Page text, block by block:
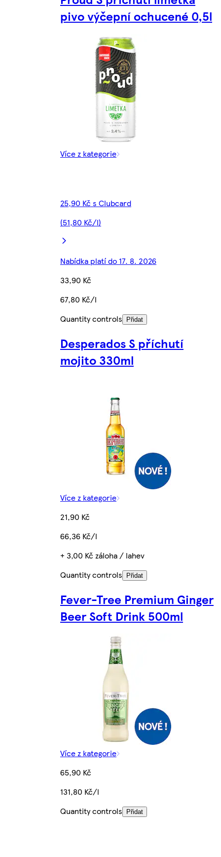
pivo výčepní ochucené 0,5l
Více z kategorie
25,90 Kč s Clubcard
(51,80 Kč/l)
Nabídka platí do 17. 8. 2026
33,90 Kč
67,80 Kč/l
Quantity controls
Přidat
Desperados S příchutí
mojito 330ml
Více z kategorie
21,90 Kč
66,36 Kč/l
+ 3,00 Kč záloha / lahev
Quantity controls
Přidat
Fever-Tree Premium Ginger
Beer Soft Drink 500ml
Více z kategorie
65,90 Kč
131,80 Kč/l
Quantity controls
Přidat